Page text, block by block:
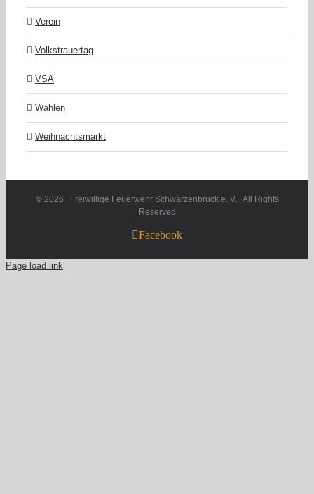
Verein
Volkstrauertag
VSA
Wahlen
Weihnachtsmarkt
© 2026 | Freiwillige Feuerwehr Schwarzenbruck e. V. | All Rights
Reserved
Facebook
Page load link